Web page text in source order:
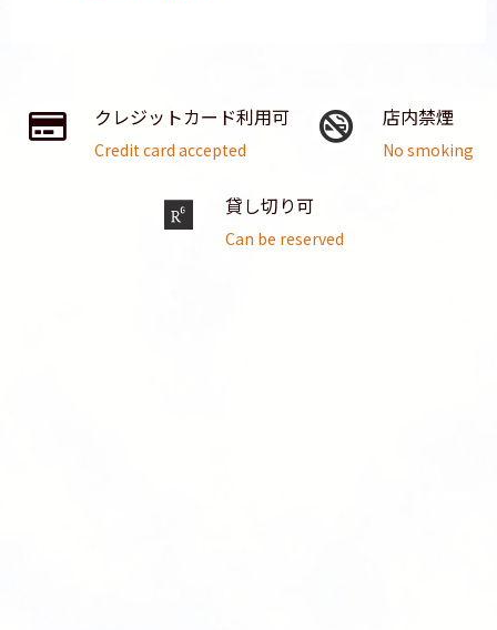
クレジットカード利用可
Credit card accepted
店内禁煙
No smoking
貸し切り可
Can be reserved